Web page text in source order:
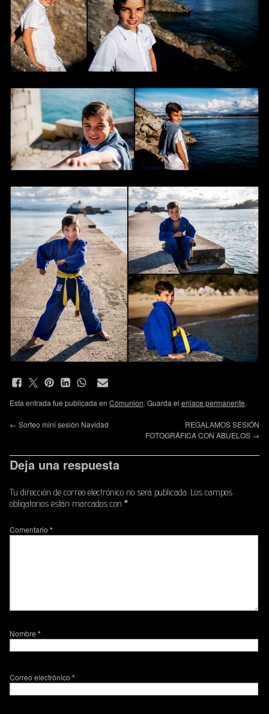
Esta entrada fue publicada en Comunion. Guarda el enlace permanente.
← Sorteo mini sesión Navidad
REGALAMOS SESIÓN
FOTOGRÁFICA CON ABUELOS →
Deja una respuesta
Tu dirección de correo electrónico no será publicada. Los campos
obligatorios están marcados con *
Comentario *
Nombre *
Correo electrónico *